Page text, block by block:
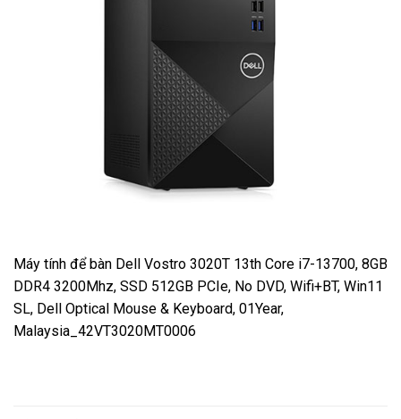
Máy tính để bàn Dell Vostro 3020T 13th Core i7-13700, 8GB
DDR4 3200Mhz, SSD 512GB PCIe, No DVD, Wifi+BT, Win11
SL, Dell Optical Mouse & Keyboard, 01Year,
Malaysia_42VT3020MT0006